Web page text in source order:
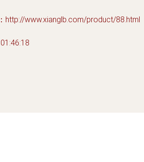
http://www.xianglb.com/product/88.html